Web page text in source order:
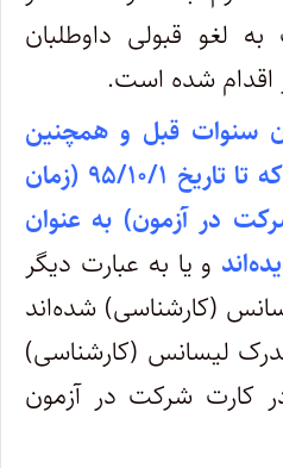
لغو قبولی داوطلبان
اقدام شده است.
سنوات قبل و همچنین
آن دسته از داوطلبانی که تا تاریخ ۹۵/۱۰/۱ (زمان
در آزمون) به عنوان
و یا به عبارت دیگر
(کارشناسی) شده‌اند
لیسانس ‌(کارشناسی)
کارت شرکت در آزمون